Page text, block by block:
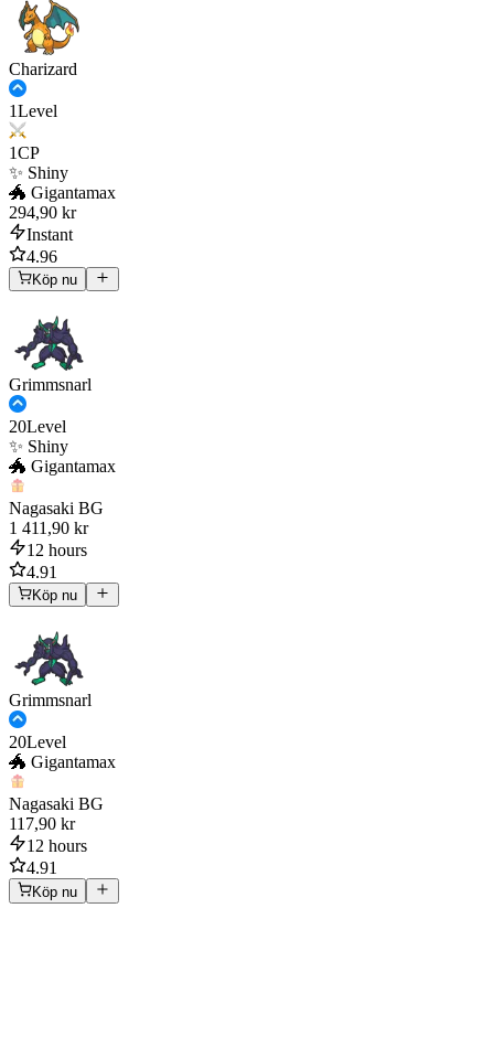
Charizard
1Level
1CP
✨ Shiny
🐲 Gigantamax
294,90 kr
Instant
4.96
Köp nu
Grimmsnarl
20Level
✨ Shiny
🐲 Gigantamax
Nagasaki BG
1 411,90 kr
12 hours
4.91
Köp nu
Grimmsnarl
20Level
🐲 Gigantamax
Nagasaki BG
117,90 kr
12 hours
4.91
Köp nu